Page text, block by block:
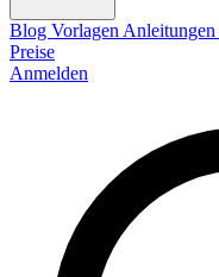
Blog Vorlagen Anleitungen
Preise
Anmelden